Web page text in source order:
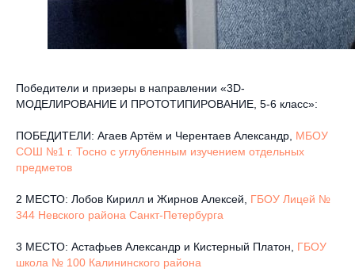
Победители и призеры в направлении «3D-
МОДЕЛИРОВАНИЕ И ПРОТОТИПИРОВАНИЕ, 5-6 класс»:
ПОБЕДИТЕЛИ: Агаев Артём и Черентаев Александр, МБОУ
СОШ №1 г. Тосно с углубленным изучением отдельных
предметов
2 МЕСТО: Лобов Кирилл и Жирнов Алексей, ГБОУ Лицей №
344 Невского района Санкт-Петербурга
3 МЕСТО: Астафьев Александр и Кистерный Платон, ГБОУ
школа № 100 Калининского района